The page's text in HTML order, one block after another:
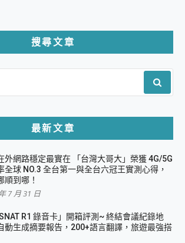
搜尋文章
最新文章
外網路穩定最實在 「台灣大哥大」榮獲 4G/5G
全球 NO.3 全台第一與全台六冠王實測心得，
順到哪！
7 月 31 日
R1 錄音卡」開箱評測~ 終結會議紀錄地
動生成摘要報告，200+語言翻譯，旅遊最強搭